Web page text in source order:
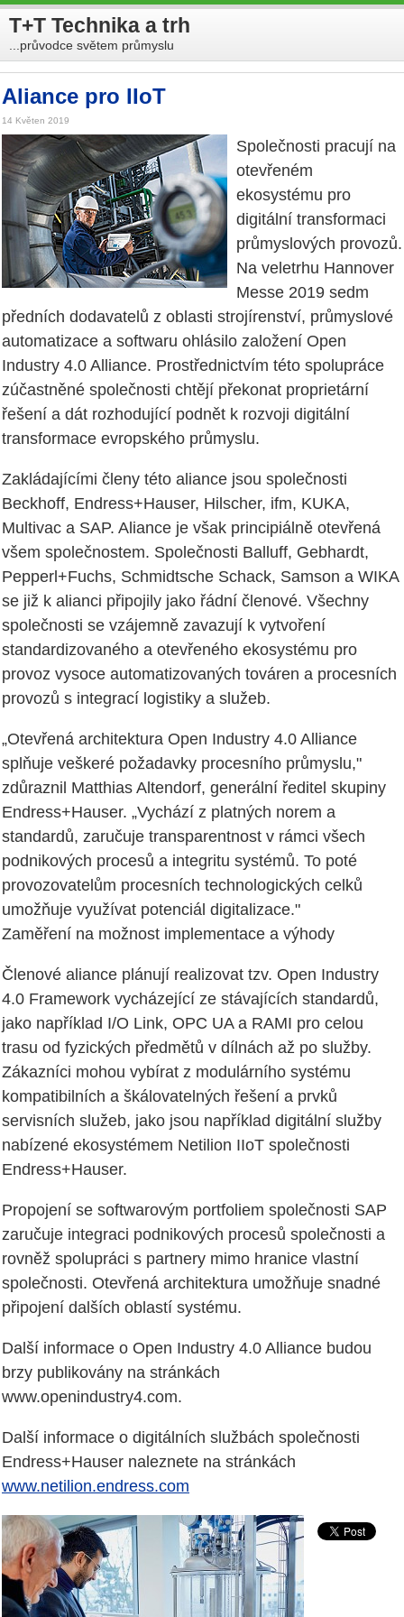
T+T Technika a trh
...průvodce světem průmyslu
Aliance pro IIoT
14 Květen 2019
Společnosti pracují na
otevřeném
ekosystému pro
digitální transformaci
průmyslových provozů.
Na veletrhu Hannover
Messe 2019 sedm
předních dodavatelů z oblasti strojírenství, průmyslové
automatizace a softwaru ohlásilo založení Open
Industry 4.0 Alliance. Prostřednictvím této spolupráce
zúčastněné společnosti chtějí překonat proprietární
řešení a dát rozhodující podnět k rozvoji digitální
transformace evropského průmyslu.
Zakládajícími členy této aliance jsou společnosti
Beckhoff, Endress+Hauser, Hilscher, ifm, KUKA,
Multivac a SAP. Aliance je však principiálně otevřená
všem společnostem. Společnosti Balluff, Gebhardt,
Pepperl+Fuchs, Schmidtsche Schack, Samson a WIKA
se již k alianci připojily jako řádní členové. Všechny
společnosti se vzájemně zavazují k vytvoření
standardizovaného a otevřeného ekosystému pro
provoz vysoce automatizovaných továren a procesních
provozů s integrací logistiky a služeb.
„Otevřená architektura Open Industry 4.0 Alliance
splňuje veškeré požadavky procesního průmyslu,"
zdůraznil Matthias Altendorf, generální ředitel skupiny
Endress+Hauser. „Vychází z platných norem a
standardů, zaručuje transparentnost v rámci všech
podnikových procesů a integritu systémů. To poté
provozovatelům procesních technologických celků
umožňuje využívat potenciál digitalizace."
Zaměření na možnost implementace a výhody
Členové aliance plánují realizovat tzv. Open Industry
4.0 Framework vycházející ze stávajících standardů,
jako například I/O Link, OPC UA a RAMI pro celou
trasu od fyzických předmětů v dílnách až po služby.
Zákazníci mohou vybírat z modulárního systému
kompatibilních a škálovatelných řešení a prvků
servisních služeb, jako jsou například digitální služby
nabízené ekosystémem Netilion IIoT společnosti
Endress+Hauser.
Propojení se softwarovým portfoliem společnosti SAP
zaručuje integraci podnikových procesů společnosti a
rovněž spolupráci s partnery mimo hranice vlastní
společnosti. Otevřená architektura umožňuje snadné
připojení dalších oblastí systému.
Další informace o Open Industry 4.0 Alliance budou
brzy publikovány na stránkách
www.openindustry4.com.
Další informace o digitálních službách společnosti
Endress+Hauser naleznete na stránkách
www.netilion.endress.com